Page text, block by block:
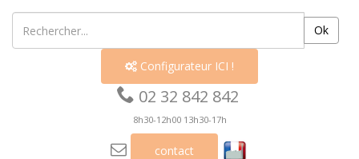
Ok
 Configurateur ICI !
 02 32 842 842
8h30-12h00 13h30-17h
 contact